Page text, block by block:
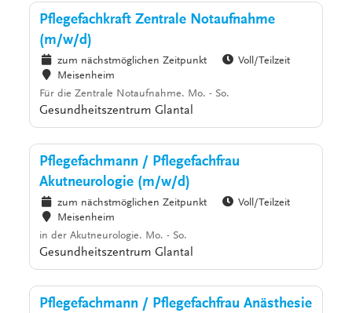
Pflegefachkraft Zentrale Notaufnahme
(m/w/d)
zum nächstmöglichen Zeitpunkt
Voll/Teilzeit
Meisenheim
Für die Zentrale Notaufnahme. Mo. - So.
Gesundheitszentrum Glantal
Pflegefachmann / Pflegefachfrau
Akutneurologie (m/w/d)
zum nächstmöglichen Zeitpunkt
Voll/Teilzeit
Meisenheim
in der Akutneurologie. Mo. - So.
Gesundheitszentrum Glantal
Pflegefachmann / Pflegefachfrau Anästhesie